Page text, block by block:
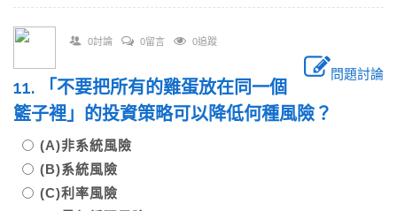
0討論 0留言 0追蹤
問題討論
11. 「不要把所有的雞蛋放在同一個
籃子裡」的投資策略可以降低何種風險？
(A)非系統風險
(B)系統風險
(C)利率風險